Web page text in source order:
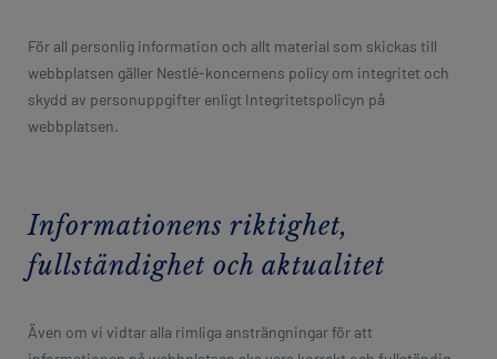
För all personlig information och allt material som skickas till
webbplatsen gäller Nestlé-koncernens policy om integritet och
skydd av personuppgifter enligt Integritetspolicyn på
webbplatsen.
Informationens riktighet,
fullständighet och aktualitet
Även om vi vidtar alla rimliga ansträngningar för att